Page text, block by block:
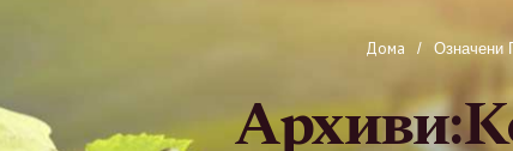
Дома / Означени